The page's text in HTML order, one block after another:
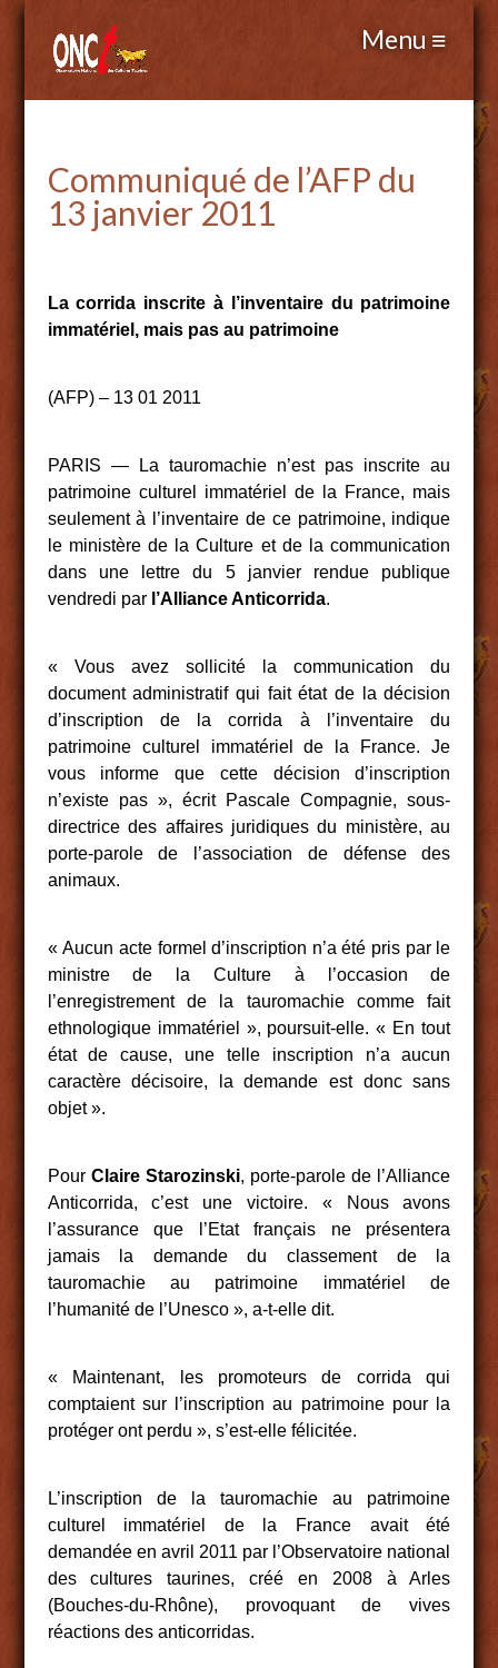
Communiqué de l’AFP du
13 janvier 2011
La corrida inscrite à l’inventaire du patrimoine
immatériel, mais pas au patrimoine
(AFP) – 13 01 2011
PARIS — La tauromachie n’est pas inscrite au
patrimoine culturel immatériel de la France, mais
seulement à l’inventaire de ce patrimoine, indique
le ministère de la Culture et de la communication
dans une lettre du 5 janvier rendue publique
vendredi par l’Alliance Anticorrida.
« Vous avez sollicité la communication du
document administratif qui fait état de la décision
d’inscription de la corrida à l’inventaire du
patrimoine culturel immatériel de la France. Je
vous informe que cette décision d’inscription
n’existe pas », écrit Pascale Compagnie, sous-
directrice des affaires juridiques du ministère, au
porte-parole de l’association de défense des
animaux.
« Aucun acte formel d’inscription n’a été pris par le
ministre de la Culture à l’occasion de
l’enregistrement de la tauromachie comme fait
ethnologique immatériel », poursuit-elle. « En tout
état de cause, une telle inscription n’a aucun
caractère décisoire, la demande est donc sans
objet ».
Pour Claire Starozinski, porte-parole de l’Alliance
Anticorrida, c’est une victoire. « Nous avons
l’assurance que l’Etat français ne présentera
jamais la demande du classement de la
tauromachie au patrimoine immatériel de
l’humanité de l’Unesco », a-t-elle dit.
« Maintenant, les promoteurs de corrida qui
comptaient sur l’inscription au patrimoine pour la
protéger ont perdu », s’est-elle félicitée.
L’inscription de la tauromachie au patrimoine
culturel immatériel de la France avait été
demandée en avril 2011 par l’Observatoire national
des cultures taurines, créé en 2008 à Arles
(Bouches-du-Rhône), provoquant de vives
réactions des anticorridas.